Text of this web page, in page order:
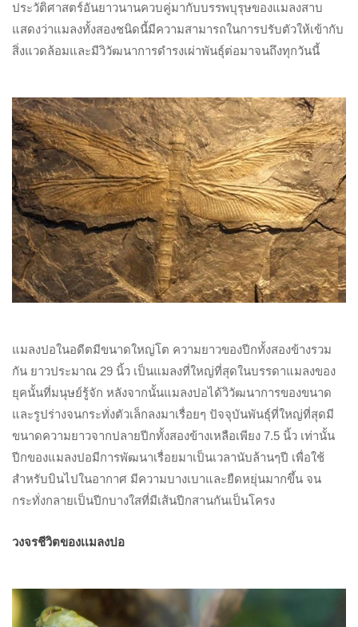
ประวัติศาสตร์อันยาวนานควบคู่มากับบรรพบุรุษของแมลงสาบ
แสดงว่าแมลงทั้งสองชนิดนี้มีความสามารถในการปรับตัวให้เข้ากับ
สิ่งแวดล้อมและมีวิวัฒนาการดำรงเผ่าพันธุ์ต่อมาจนถึงทุกวันนี้
แมลงปอในอดีตมีขนาดใหญ่โต ความยาวของปีกทั้งสองข้างรวม
กัน ยาวประมาณ 29 นิ้ว เป็นแมลงที่ใหญ่ที่สุดในบรรดาแมลงของ
ยุคนั้นที่มนุษย์รู้จัก หลังจากนั้นแมลงปอได้วิวัฒนาการของขนาด
และรูปร่างจนกระทั่งตัวเล็กลงมาเรื่อยๆ ปัจจุบันพันธุ์ที่ใหญ่ที่สุดมี
ขนาดความยาวจากปลายปีกทั้งสองข้างเหลือเพียง 7.5 นิ้ว เท่านั้น
ปีกของแมลงปอมีการพัฒนาเรื่อยมาเป็นเวลานับล้านๆปี เพื่อใช้
สำหรับบินไปในอากาศ มีความบางเบาและยืดหยุ่นมากขึ้น จน
กระทั่งกลายเป็นปีกบางใสที่มีเส้นปีกสานกันเป็นโครง
วงจรชีวิตของเเมลงปอ